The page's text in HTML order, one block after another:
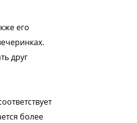
его
друг
более